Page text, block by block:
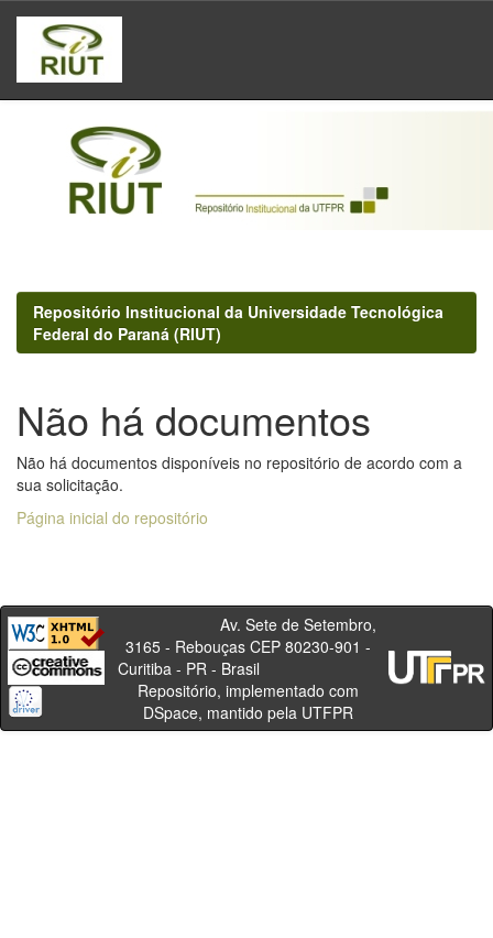
Skip
navigation
Repositório Institucional da Universidade Tecnológica
Federal do Paraná (RIUT)
Não há documentos
Não há documentos disponíveis no repositório de acordo com a
sua solicitação.
Página inicial do repositório
Av. Sete de Setembro,
3165 - Rebouças CEP 80230-901 -
Curitiba - PR - Brasil
Repositório, implementado com
DSpace, mantido pela UTFPR